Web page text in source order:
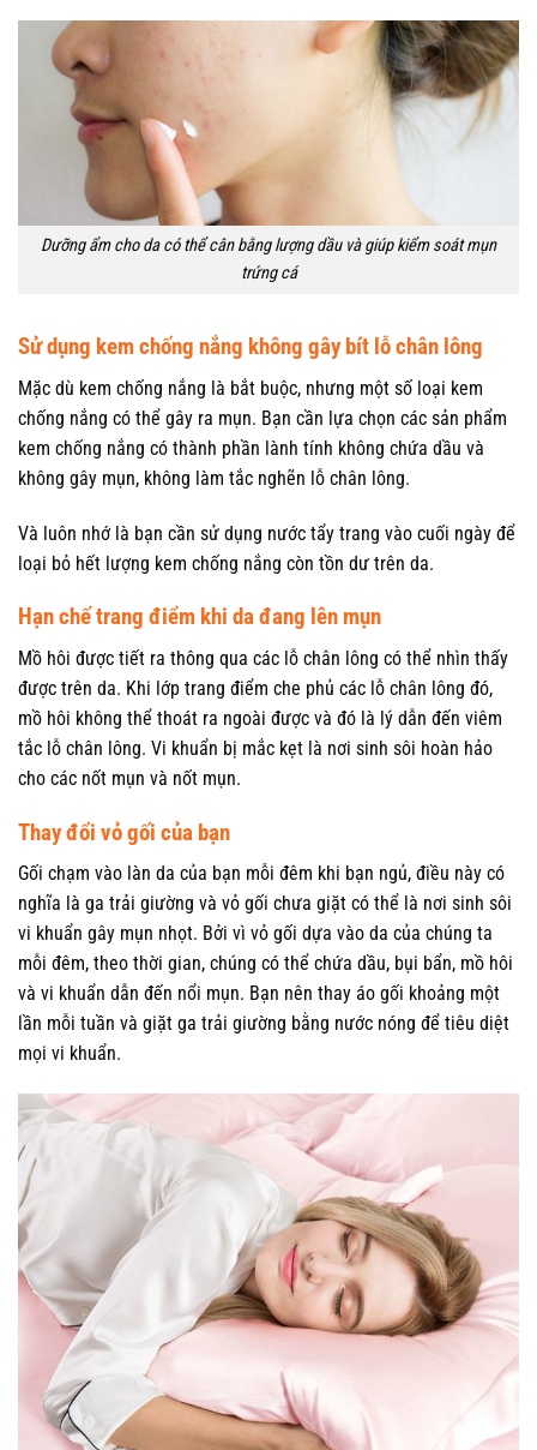
Dưỡng ẩm cho da có thể cân bằng lượng dầu và giúp kiểm soát mụn
trứng cá
Sử dụng kem chống nắng không gây bít lỗ chân lông
Mặc dù kem chống nắng là bắt buộc, nhưng một số loại kem
chống nắng có thể gây ra mụn. Bạn cần lựa chọn các sản phẩm
kem chống nắng có thành phần lành tính không chứa dầu và
không gây mụn, không làm tắc nghẽn lỗ chân lông.
Và luôn nhớ là bạn cần sử dụng nước tẩy trang vào cuối ngày để
loại bỏ hết lượng kem chống nắng còn tồn dư trên da.
Hạn chế trang điểm khi da đang lên mụn
Mồ hôi được tiết ra thông qua các lỗ chân lông có thể nhìn thấy
được trên da. Khi lớp trang điểm che phủ các lỗ chân lông đó,
mồ hôi không thể thoát ra ngoài được và đó là lý dẫn đến viêm
tắc lỗ chân lông. Vi khuẩn bị mắc kẹt là nơi sinh sôi hoàn hảo
cho các nốt mụn và nốt mụn.
Thay đổi vỏ gối của bạn
Gối chạm vào làn da của bạn mỗi đêm khi bạn ngủ, điều này có
nghĩa là ga trải giường và vỏ gối chưa giặt có thể là nơi sinh sôi
vi khuẩn gây mụn nhọt. Bởi vì vỏ gối dựa vào da của chúng ta
mỗi đêm, theo thời gian, chúng có thể chứa dầu, bụi bẩn, mồ hôi
và vi khuẩn dẫn đến nổi mụn. Bạn nên thay áo gối khoảng một
lần mỗi tuần và giặt ga trải giường bằng nước nóng để tiêu diệt
mọi vi khuẩn.